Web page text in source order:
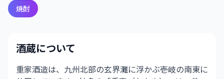
焼酎
酒蔵について
重家酒造は、九州北部の玄界灘に浮かぶ壱岐の南東に